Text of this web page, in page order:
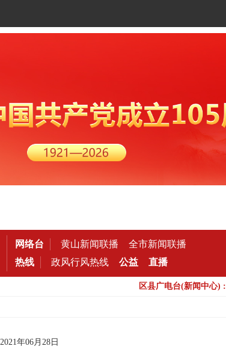
网络台 黄山新闻联播
全市新闻联播
热线
政风行风热线 公益 直播
区县广电台(新闻中心) :
2021年06月28日